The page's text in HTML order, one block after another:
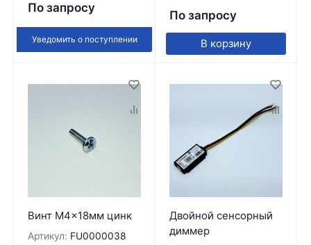
По запросу
Уведомить о поступлении
По запросу
В корзину
Винт M4x18мм цинк
Артикул: FU0000038
Двойной сенсорный
диммер